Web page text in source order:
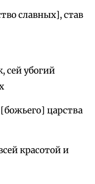
славных], став
сей убогий
[божьего] царства
красотой и